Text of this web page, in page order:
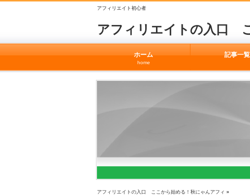
アフィリエイト初心者
アフィリエイトの入口
ホーム
home
記事一覧
アフィリエイトの入口 ここから始める！秋にゃんアフィ »